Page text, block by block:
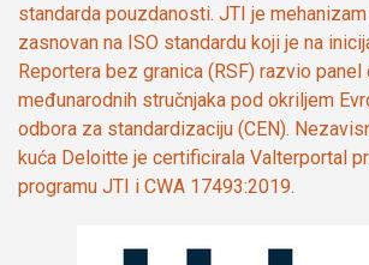
standarda pouzdanosti. JTI je
zasnovan na ISO standardu koji je na
Reportera bez granica (RSF) razvio panel
međunarodnih stručnjaka pod okriljem
odbora za standardizaciju (CEN).
kuća Deloitte je certificirala Valterportal
programu JTI i CWA 17493:2019.